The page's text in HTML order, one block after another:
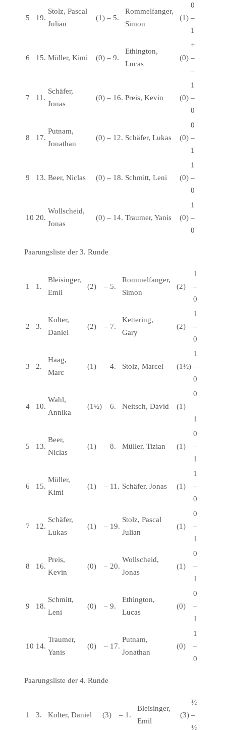
5 19.
Stolz, Pascal
Julian
(1) – 5.
Rommelfanger,
Simon
(1)
0
–
1
6 15. Müller, Kimi (0) – 9.
Ethington,
Lucas
(0)
+
–
–
7 11.
Schäfer,
Jonas
(0) – 16. Preis, Kevin (0)
1
–
0
8 17.
Putnam,
Jonathan
(0) – 12. Schäfer, Lukas (0)
0
–
1
9 13. Beer, Niclas (0) – 18. Schmitt, Leni (0)
1
–
0
10 20.
Wollscheid,
Jonas
(0) – 14. Traumer, Yanis (0)
1
–
0
Paarungsliste der 3. Runde
1 1.
Bleisinger,
Emil
(2) – 5.
Rommelfanger,
Simon
(2)
1
–
0
2 3.
Kolter,
Daniel
(2) – 7.
Kettering,
Gary
(2)
1
–
0
3 2.
Haag,
Marc
(1) – 4. Stolz, Marcel (1½)
1
–
0
4 10.
Wahl,
Annika
(1½) – 6. Neitsch, David (1)
0
–
1
5 13.
Beer,
Niclas
(1) – 8. Müller, Tizian (1)
0
–
1
6 15.
Müller,
Kimi
(1) – 11. Schäfer, Jonas (1)
1
–
0
7 12.
Schäfer,
Lukas
(1) – 19.
Stolz, Pascal
Julian
(1)
0
–
1
8 16.
Preis,
Kevin
(0) – 20.
Wollscheid,
Jonas
(1)
0
–
1
9 18.
Schmitt,
Leni
(0) – 9.
Ethington,
Lucas
(0)
0
–
1
10 14.
Traumer,
Yanis
(0) – 17.
Putnam,
Jonathan
(0)
1
–
0
Paarungsliste der 4. Runde
1 3. Kolter, Daniel (3) – 1.
Bleisinger,
Emil
(3)
½
–
½